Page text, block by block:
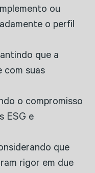
ou
o perfil
que a
com suas
o compromisso
ESG e
que
rigor em due